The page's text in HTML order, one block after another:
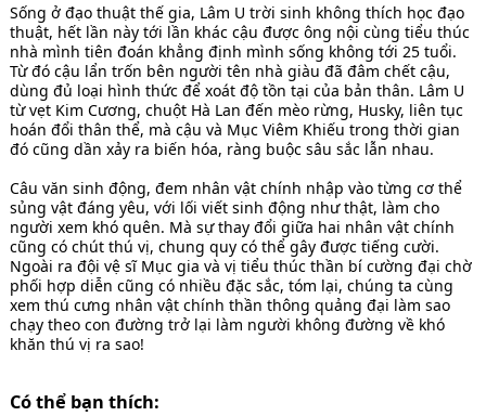
Sống ở đạo thuật thế gia, Lâm U trời sinh không thích học đạo
thuật, hết lần này tới lần khác cậu được ông nội cùng tiểu thúc
nhà mình tiên đoán khẳng định mình sống không tới 25 tuổi.
Từ đó cậu lẩn trốn bên người tên nhà giàu đã đâm chết cậu,
dùng đủ loại hình thức để xoát độ tồn tại của bản thân. Lâm U
từ vẹt Kim Cương, chuột Hà Lan đến mèo rừng, Husky, liên tục
hoán đổi thân thể, mà cậu và Mục Viêm Khiếu trong thời gian
đó cũng dần xảy ra biến hóa, ràng buộc sâu sắc lẫn nhau.
Câu văn sinh động, đem nhân vật chính nhập vào từng cơ thể
sủng vật đáng yêu, với lối viết sinh động như thật, làm cho
người xem khó quên. Mà sự thay đổi giữa hai nhân vật chính
cũng có chút thú vị, chung quy có thể gây được tiếng cười.
Ngoài ra đội vệ sĩ Mục gia và vị tiểu thúc thần bí cường đại chờ
phối hợp diễn cũng có nhiều đặc sắc, tóm lại, chúng ta cùng
xem thú cưng nhân vật chính thần thông quảng đại làm sao
chạy theo con đường trở lại làm người không đường về khó
khăn thú vị ra sao!
Có thể bạn thích: